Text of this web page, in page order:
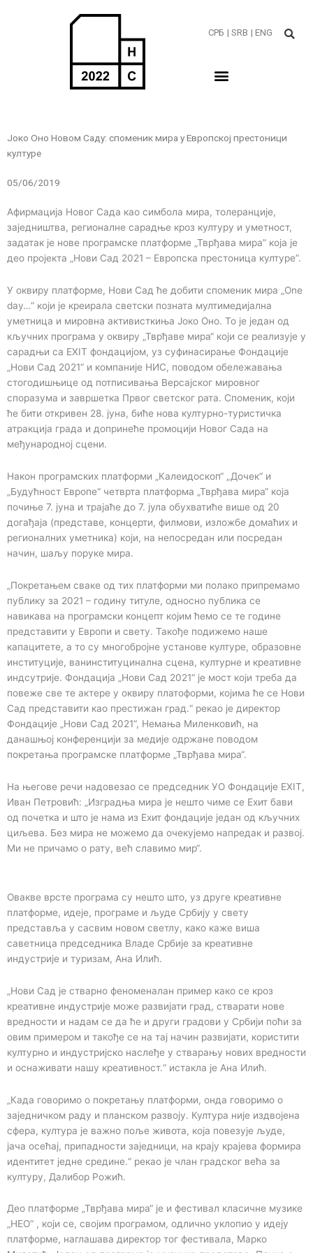
СРБ | SRB | ENG
Јоко Оно Новом Саду: споменик мира у Европској престоници
културе
05/06/2019
Афирмација Новог Сада као симбола мира, толеранције,
заједништва, регионалне сарадње кроз културу и уметност,
задатак је нове програмске платформе „Тврђава мира” која је
део пројекта „Нови Сад 2021 – Европска престоница културе”.
У оквиру платформе, Нови Сад ће добити споменик мира „Оne
day…“ који је креирала светски позната мултимедијална
уметница и мировна активисткиња Јоко Оно. То је један од
кључних програма у оквиру „Тврђаве мира“ који се реализује у
сарадњи са EXIT фондацијом, уз суфинасирање Фондације
„Нови Сад 2021“ и компаније НИС, поводом обележавања
стогодишњице од потписивања Версајског мировног
споразума и завршетка Првог светског рата. Споменик, који
ће бити откривен 28. јуна, биће нова културно-туристичка
атракција града и допринеће промоцији Новог Сада на
међународној сцени.
Након програмских платформи „Калеидоскоп“ „Дочек“ и
„Будућност Европе“ четврта платформа „Тврђава мира“ која
почиње 7. јуна и трајаће до 7. јула обухватиће више од 20
догађаја (представе, концерти, филмови, изложбе домаћих и
регионалних уметника) који, на непосредан или посредан
начин, шаљу поруке мира.
„Покретањем сваке од тих платформи ми полако припремамо
публику за 2021 – годину титуле, односно публика се
навикава на програмски концепт којим ћемо се те године
представити у Европи и свету. Такође подижемо наше
капацитете, а то су многобројне установе културе, образовне
институције, ванинституцинална сцена, културне и креативне
индсутрије. Фондација „Нови Сад 2021“ је мост који треба да
повеже све те актере у оквиру платоформи, којима ће се Нови
Сад представити као престижан град.“ рекао је директор
Фондације „Нови Сад 2021“, Немања Миленковић, на
данашњој конференцији за медије одржане поводом
покретања програмске платформе „Тврђава мира“.
На његове речи надовезао се председник УО Фондације ЕXIT,
Иван Петровић: „Изградња мира је нешто чиме се Еxит бави
од почетка и што је нама из Еxит фондације један од кључних
циљева. Без мира не можемо да очекујемо напредак и развој.
Ми не причамо о рату, већ славимо мир“.
Овакве врсте програма су нешто што, уз друге креативне
платформе, идеје, програме и људе Србију у свету
представља у сасвим новом светлу, како каже виша
саветница председника Владе Србије за креативне
индустрије и туризам, Ана Илић.
„Нови Сад је стварно феноменалан пример како се кроз
креативне индустрије може развијати град, стварати нове
вредности и надам се да ће и други градови у Србији поћи за
овим примером и такође се на тај начин развијати, користити
културно и индустријско наслеђе у стварању нових вредности
и оснаживати нашу креативност.“ истакла је Ана Илић.
„Када говоримо о покретању платформи, онда говоримо о
заједничком раду и планском развоју. Култура није издвојена
сфера, култура је важно поље живота, која повезује људе,
јача осећај, припадности заједници, на крају крајева формира
идентитет једне средине.“ рекао је члан градског већа за
културу, Далибор Рожић.
Део платформе „Тврђава мира“ је и фестивал класичне музике
„НЕО“ , који се, својим програмом, одлично уклопио у идеју
платформе, наглашава директор тог фестивала, Марко